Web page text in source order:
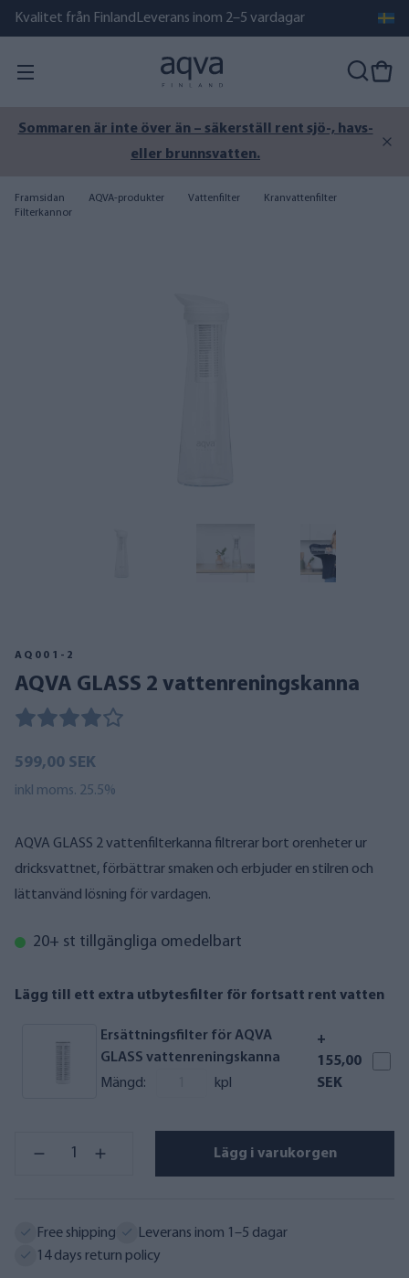
Kvalitet från Finland Leverans inom 2–5 vardagar
Sommaren är inte över än – säkerställ rent sjö-, havs-
eller brunnsvatten.
Framsidan AQVA-produkter Vattenfilter
Kranvattenfilter
Filterkannor
AQ001-2
AQVA GLASS 2 vattenreningskanna
599,00 SEK
inkl moms. 25.5%
AQVA GLASS 2 vattenfilterkanna filtrerar bort orenheter ur
dricksvattnet, förbättrar smaken och erbjuder en stilren och
lättanvänd lösning för vardagen.
20+ st tillgängliga omedelbart
Lägg till ett extra utbytesfilter för fortsatt rent vatten
Ersättningsfilter för AQVA
GLASS vattenreningskanna
Mängd:
kpl
+
155,00
SEK
Lägg i varukorgen
Free shipping
Leverans inom 1–5 dagar
14 days return policy